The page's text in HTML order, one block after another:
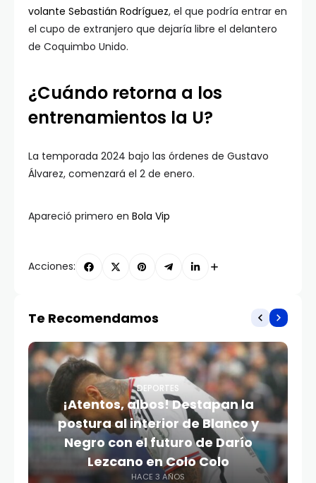
volante Sebastián Rodríguez, el que podría entrar en
el cupo de extranjero que dejaría libre el delantero
de Coquimbo Unido.
¿Cuándo retorna a los
entrenamientos la U?
La temporada 2024 bajo las órdenes de Gustavo
Álvarez, comenzará el 2 de enero.
Apareció primero en Bola Vip
Acciones:
Te Recomendamos
DEPORTES
¡Atentos, albos! Destapan la
postura al interior de Blanco y
Negro con el futuro de Darío
Lezcano en Colo Colo
HACE 3 AÑOS